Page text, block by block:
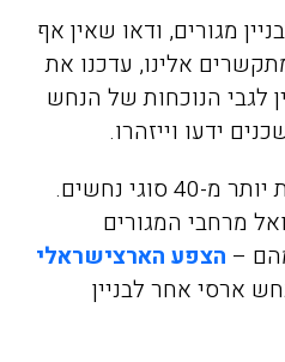
מגורים, ודאו שאין אף
אלינו, עדכנו את
לגבי הנוכחות של הנחש
ידעו וייזהרו.
בישראל יש קצת יותר מ-40 סוגי נחשים.
ואל מרחבי המגורים
– הצפע הארצישראלי
ארסי אחר לבניין